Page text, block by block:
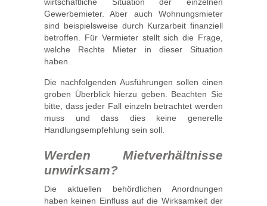
Gewerbemieter. Aber auch Wohnungsmieter
sind beispielsweise durch Kurzarbeit finanziell
betroffen. Für Vermieter stellt sich die Frage,
welche Rechte Mieter in dieser Situation
haben.
Die nachfolgenden Ausführungen sollen einen
groben Überblick hierzu geben. Beachten Sie
bitte, dass jeder Fall einzeln betrachtet werden
muss und dass dies keine generelle
Handlungsempfehlung sein soll.
Werden Mietverhältnisse
unwirksam?
Die aktuellen behördlichen Anordnungen
haben keinen Einfluss auf die Wirksamkeit der